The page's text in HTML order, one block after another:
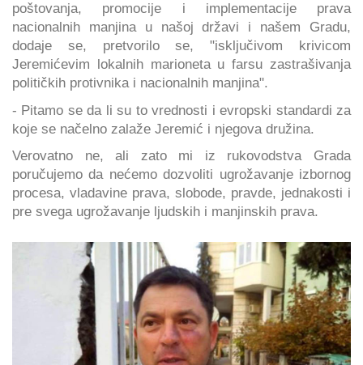
poštovanja, promocije i implementacije prava
nacionalnih manjina u našoj državi i našem Gradu,
dodaje se, pretvorilo se, "isključivom krivicom
Jeremićevim lokalnih marioneta u farsu zastrašivanja
političkih protivnika i nacionalnih manjina".
- Pitamo se da li su to vrednosti i evropski standardi za
koje se načelno zalaže Jeremić i njegova družina.
Verovatno ne, ali zato mi iz rukovodstva Grada
poručujemo da nećemo dozvoliti ugrožavanje izbornog
procesa, vladavine prava, slobode, pravde, jednakosti i
pre svega ugrožavanje ljudskih i manjinskih prava.